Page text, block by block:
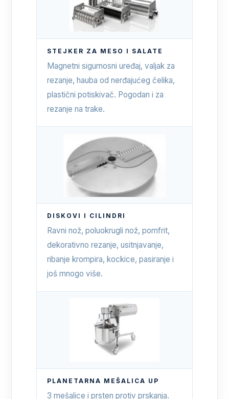
STEJKER ZA MESO I SALATE
Magnetni sigurnosni uređaj, valjak za
rezanje, hauba od nerđajućeg čelika,
plastični potiskivač. Pogodan i za
rezanje na trake.
DISKOVI I CILINDRI
Ravni nož, poluokrugli nož, pomfrit,
dekorativno rezanje, usitnjavanje,
ribanje krompira, kockice, pasiranje i
još mnogo više.
PLANETARNA MEŠALICA UP
3 mešalice i prsten protiv prskanja.